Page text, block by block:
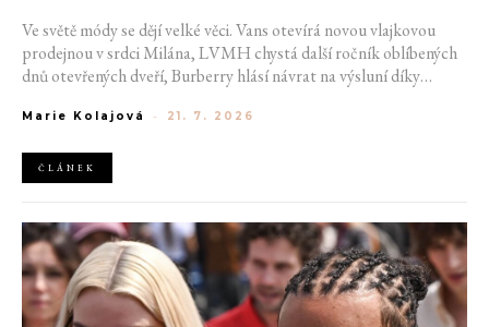
Ve světě módy se dějí velké věci. Vans otevírá novou vlajkovou
prodejnou v srdci Milána, LVMH chystá další ročník oblíbených
dnů otevřených dveří, Burberry hlásí návrat na výsluní díky
AliExpress.
Marie Kolajová - 21. 7. 2026
ČLÁNEK